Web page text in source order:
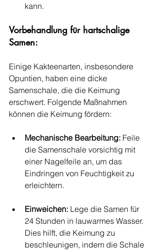
kann.
Vorbehandlung für hartschalige
Samen:
Einige Kakteenarten, insbesondere
Opuntien, haben eine dicke
Samenschale, die die Keimung
erschwert. Folgende Maßnahmen
können die Keimung fördern:
Mechanische Bearbeitung: Feile
die Samenschale vorsichtig mit
einer Nagelfeile an, um das
Eindringen von Feuchtigkeit zu
erleichtern.
Einweichen: Lege die Samen für
24 Stunden in lauwarmes Wasser.
Dies hilft, die Keimung zu
beschleunigen, indem die Schale